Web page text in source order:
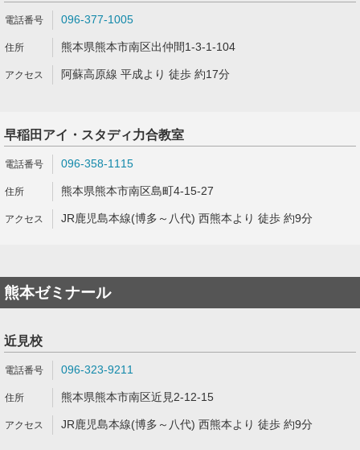
096-377-1005
熊本県熊本市南区出仲間1-3-1-104
阿蘇高原線 平成より 徒歩 約17分
早稲田アイ・スタディ力合教室
096-358-1115
熊本県熊本市南区島町4-15-27
JR鹿児島本線(博多～八代) 西熊本より 徒歩 約9分
熊本ゼミナール
近見校
096-323-9211
熊本県熊本市南区近見2-12-15
JR鹿児島本線(博多～八代) 西熊本より 徒歩 約9分